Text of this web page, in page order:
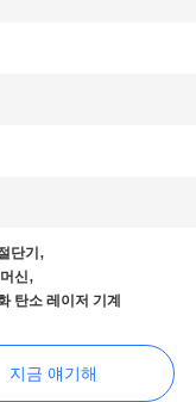
단기 ,
신,
탄소 레이저 기계
지금 얘기해